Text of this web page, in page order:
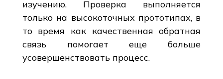
изучению. Проверка выполняется
только на высокоточных прототипах, в
то время как качественная обратная
связь помогает еще больше
усовершенствовать процесс.